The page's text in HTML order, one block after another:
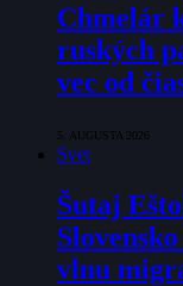
Chmelár
ruských
vec od
5. AUGUSTA 2026
Svet
Šutaj
vlnu